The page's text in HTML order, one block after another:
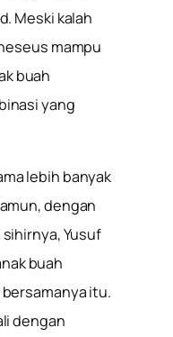
Meski kalah
mampu
buah
yang
lebih banyak
dengan
Yusuf
buah
itu.
dengan